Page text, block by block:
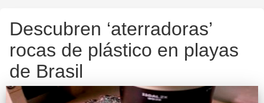
Descubren ‘aterradoras’
rocas de plástico en playas
de Brasil